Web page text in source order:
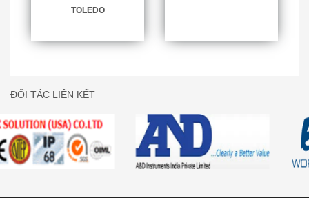
TOLEDO
ĐỐI TÁC LIÊN KẾT